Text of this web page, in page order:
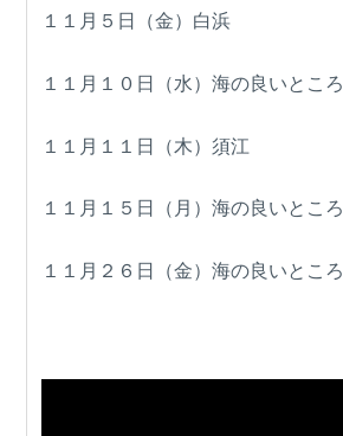
１１月５日（金）白浜
１１月１０日（水）海の良いところ
１１月１１日（木）須江
１１月１５日（月）海の良いところ
１１月２６日（金）海の良いところ